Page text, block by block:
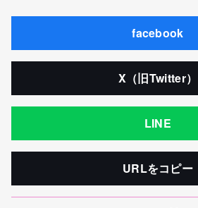
facebook
X（旧Twitter）
LINE
URLをコピー